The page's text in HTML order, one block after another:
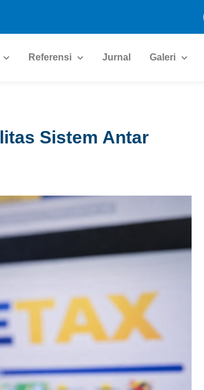
Referensi Jurnal Galeri
Sistem Antar